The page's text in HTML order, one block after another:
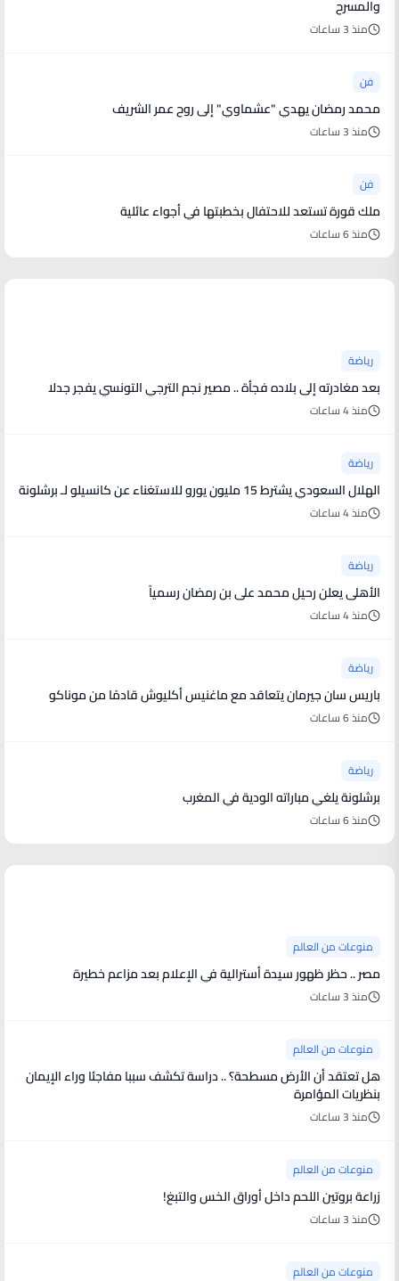
والمسرح
منذ 3 ساعات
فن
محمد رمضان يهدي "عشماوي" إلى روح عمر الشريف
منذ 3 ساعات
فن
ملك قورة تستعد للاحتفال بخطبتها في أجواء عائلية
منذ 6 ساعات
رياضة
بعد مغادرته إلى بلاده فجأة .. مصير نجم الترجي التونسي يفجر جدلا
منذ 4 ساعات
رياضة
الهلال السعودي يشترط 15 مليون يورو للاستغناء عن كانسيلو لـ برشلونة
منذ 4 ساعات
رياضة
الأهلى يعلن رحيل محمد على بن رمضان رسمياً
منذ 4 ساعات
رياضة
باريس سان جيرمان يتعاقد مع ماغنيس أكليوش قادمًا من موناكو
منذ 6 ساعات
رياضة
برشلونة يلغي مباراته الودية في المغرب
منذ 6 ساعات
منوعات من العالم
مصر .. حظر ظهور سيدة أسترالية في الإعلام بعد مزاعم خطيرة
منذ 3 ساعات
منوعات من العالم
هل تعتقد أن الأرض مسطحة؟ .. دراسة تكشف سببا مفاجئا وراء الإيمان
بنظريات المؤامرة
منذ 3 ساعات
منوعات من العالم
زراعة بروتين اللحم داخل أوراق الخس والتبغ!
منذ 3 ساعات
منوعات من العالم